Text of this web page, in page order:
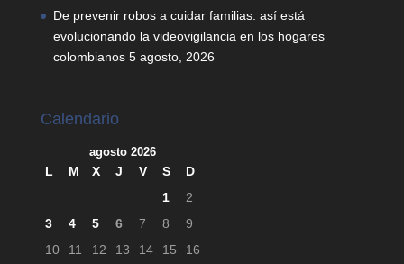
De prevenir robos a cuidar familias: así está
evolucionando la videovigilancia en los hogares
colombianos 5 agosto, 2026
Calendario
agosto 2026
L M X J V S
D
1
2
3
4 5 6 7 8
9
10
11 12 13 14 15
16